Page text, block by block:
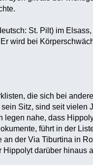
St. Pilt) im
wird bei
die sich bei
Sitz, sind seit vielen
nahe, dass
führt in der
der Via Tiburtina in
darüber hinaus